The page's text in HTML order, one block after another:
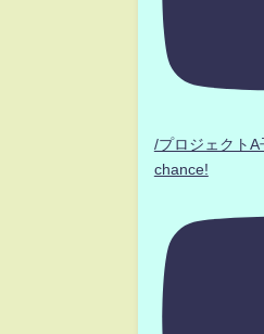
/プロジェクト
chance!